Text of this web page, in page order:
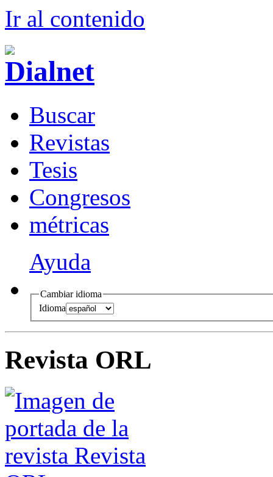
Ir al contenido
Buscar
Revistas
Tesis
Congresos
métricas
Ayuda
Cambiar idioma
Idioma
Revista ORL